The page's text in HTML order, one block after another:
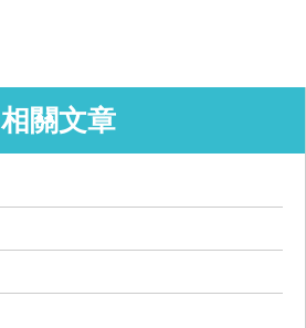
相關文章